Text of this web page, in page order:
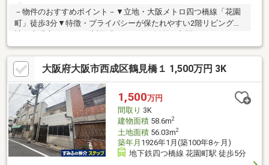
－物件のおすすめポイント－▼立地・大阪メトロ四つ橋線「花園
町」徒歩3分▼特徴・プライバシーが保たれやすい2階リビング設
片付くSC有・約5.2帖納戸は収納付で多彩に利用可能・2・3階に
バルコ二―を設置・ハイルーフ車駐車可能(サイズ制限有・車種に
よる)▼周辺環境・イズミヤ 徒歩3分(約200m)・新今宮小学校 徒歩
10分(約770m)※敷地の一部は容積率400%(前面道路幅により240％
に制限)■ ご希望の住まい探しをお手伝いします ━━━━━・・・
物件の詳細・ご相談はお気軽にお問い合わせください。
大阪府大阪市西成区鶴見橋１ 1,500万円 3K
1,500万円
間取り 3K
建物面積58.6m2
土地面積56.03m2
築年月 1926年1月(築100年8ヶ月)
地下鉄四つ橋線 花園町駅 徒歩5分